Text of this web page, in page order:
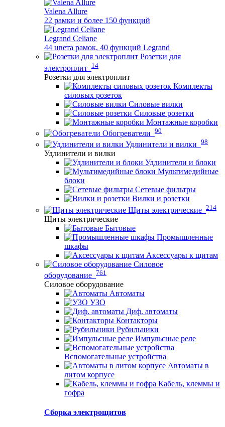
Valena Allure
22 рамки и более 150 функций
Legrand Celiane
44 цвета рамок, 40 функций Legrand
Розетки для
электроплит 14
Розетки для электроплит
Комплекты
силовых розеток
Силовые вилки
Силовые розетки
Монтажные коробки
Обогреватели 90
Удлинители и вилки 98
Удлинители и вилки
Удлинители и блоки
Мультимедийные
блоки
Сетевые фильтры
Вилки и розетки
Щиты электрические 214
Щиты электрические
Бытовые
Промышленные
шкафы
Аксессуары к щитам
Силовое
оборудование 761
Силовое оборудование
Автоматы
УЗО
Диф. автоматы
Контакторы
Рубильники
Импульсные реле
Вспомогательные устройства
Автоматы в
литом корпусе
Кабель, клеммы и
гофра
Сборка электрощитов